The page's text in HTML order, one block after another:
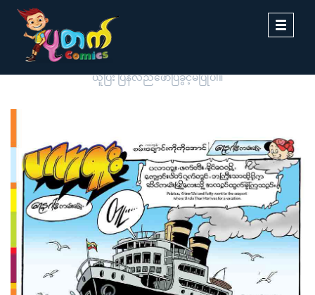
Toggle
ပုတက်ကာတွန်းမှ မူပိုင်စီစဉ်တင်ဆက်ထားခြင်းဖြစ်ပါသည်။ တစ်ဆင့်ကူး
ယူပြီး ပြန်လည်ဖော်ပြခွင့်မပြုပါ။